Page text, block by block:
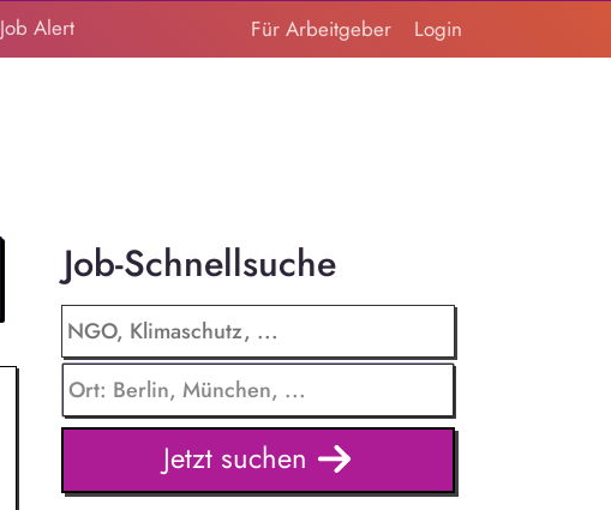
Job Alert Für Arbeitgeber Login
Job-Schnellsuche
Jetzt suchen